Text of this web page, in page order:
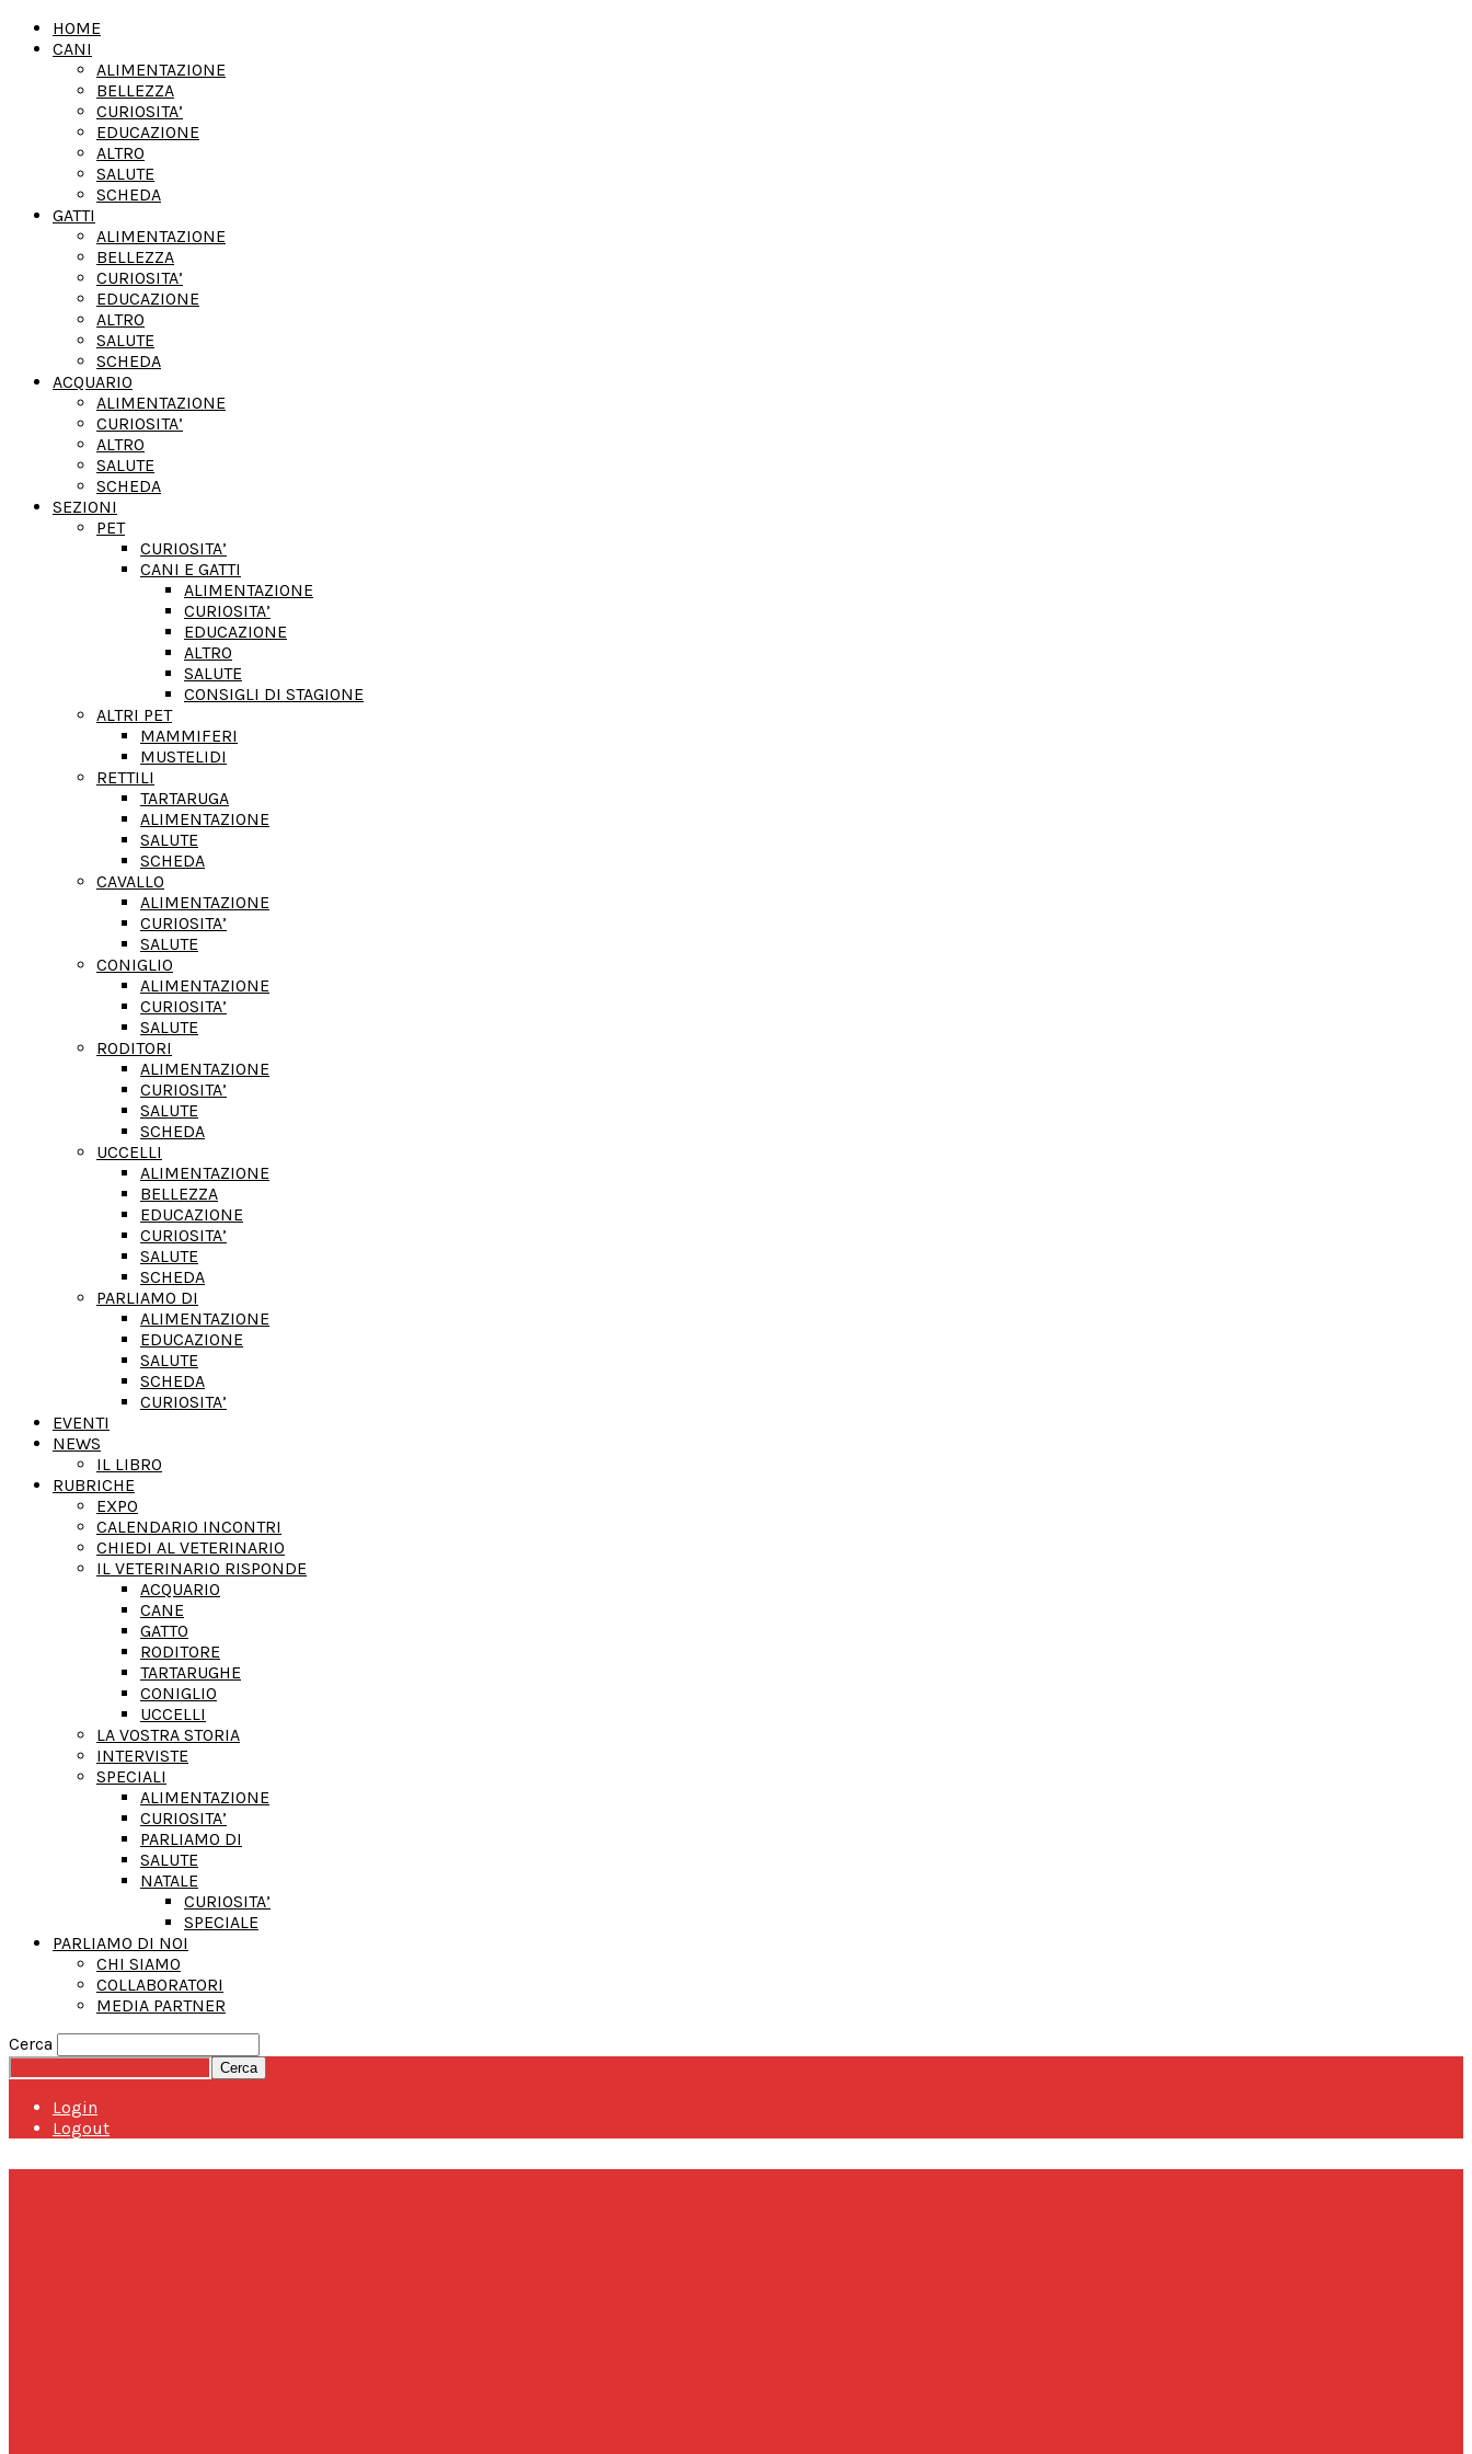
HOME
CANI
ALIMENTAZIONE
BELLEZZA
CURIOSITA’
EDUCAZIONE
ALTRO
SALUTE
SCHEDA
GATTI
ALIMENTAZIONE
BELLEZZA
CURIOSITA’
EDUCAZIONE
ALTRO
SALUTE
SCHEDA
ACQUARIO
ALIMENTAZIONE
CURIOSITA’
ALTRO
SALUTE
SCHEDA
SEZIONI
PET
CURIOSITA’
CANI E GATTI
ALIMENTAZIONE
CURIOSITA’
EDUCAZIONE
ALTRO
SALUTE
CONSIGLI DI STAGIONE
ALTRI PET
MAMMIFERI
MUSTELIDI
RETTILI
TARTARUGA
ALIMENTAZIONE
SALUTE
SCHEDA
CAVALLO
ALIMENTAZIONE
CURIOSITA’
SALUTE
CONIGLIO
ALIMENTAZIONE
CURIOSITA’
SALUTE
RODITORI
ALIMENTAZIONE
CURIOSITA’
SALUTE
SCHEDA
UCCELLI
ALIMENTAZIONE
BELLEZZA
EDUCAZIONE
CURIOSITA’
SALUTE
SCHEDA
PARLIAMO DI
ALIMENTAZIONE
EDUCAZIONE
SALUTE
SCHEDA
CURIOSITA’
EVENTI
NEWS
IL LIBRO
RUBRICHE
EXPO
CALENDARIO INCONTRI
CHIEDI AL VETERINARIO
IL VETERINARIO RISPONDE
ACQUARIO
CANE
GATTO
RODITORE
TARTARUGHE
CONIGLIO
UCCELLI
LA VOSTRA STORIA
INTERVISTE
SPECIALI
ALIMENTAZIONE
CURIOSITA’
PARLIAMO DI
SALUTE
NATALE
CURIOSITA’
SPECIALE
PARLIAMO DI NOI
CHI SIAMO
COLLABORATORI
MEDIA PARTNER
Cerca
Login
Logout